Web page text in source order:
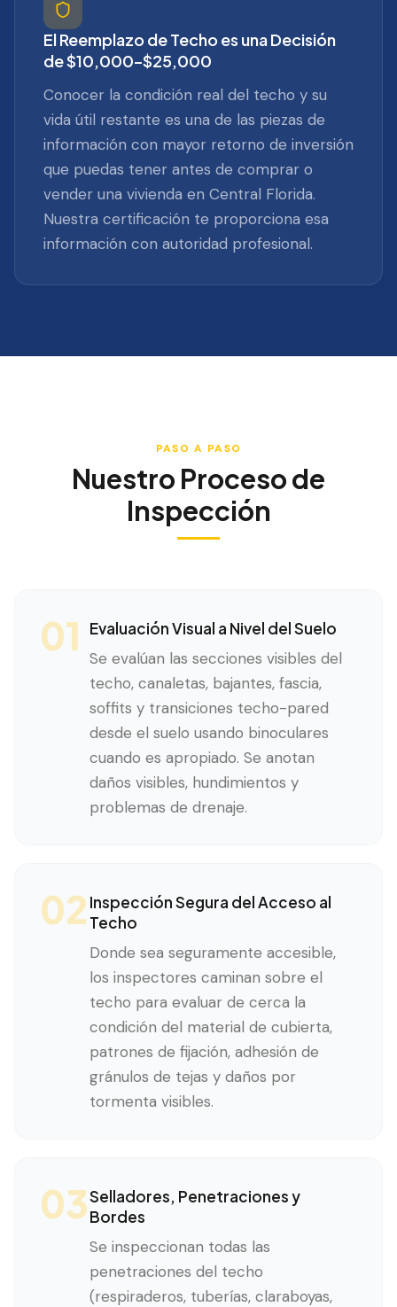
El Reemplazo de Techo es una Decisión
de $10,000–$25,000
Conocer la condición real del techo y su
vida útil restante es una de las piezas de
información con mayor retorno de inversión
que puedas tener antes de comprar o
vender una vivienda en Central Florida.
Nuestra certificación te proporciona esa
información con autoridad profesional.
PASO A PASO
Nuestro Proceso de
Inspección
01
Evaluación Visual a Nivel del Suelo
Se evalúan las secciones visibles del
techo, canaletas, bajantes, fascia,
soffits y transiciones techo-pared
desde el suelo usando binoculares
cuando es apropiado. Se anotan
daños visibles, hundimientos y
problemas de drenaje.
02 Inspección Segura del Acceso al
Techo
Donde sea seguramente accesible,
los inspectores caminan sobre el
techo para evaluar de cerca la
condición del material de cubierta,
patrones de fijación, adhesión de
gránulos de tejas y daños por
tormenta visibles.
03Selladores, Penetraciones y
Bordes
Se inspeccionan todas las
penetraciones del techo
(respiraderos, tuberías, claraboyas,